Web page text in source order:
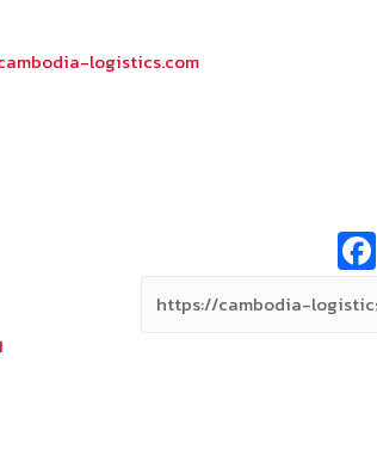
logistics.com